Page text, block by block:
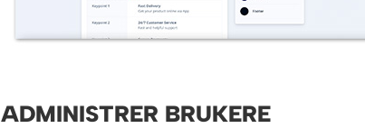
ADMINISTRER BRUKERE